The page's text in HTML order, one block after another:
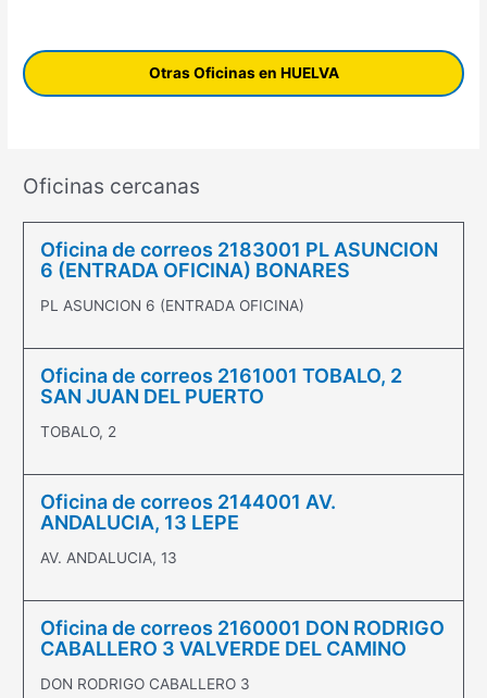
Otras Oficinas en HUELVA
Oficinas cercanas
Oficina de correos 2183001 PL ASUNCION
6 (ENTRADA OFICINA) BONARES
PL ASUNCION 6 (ENTRADA OFICINA)
Oficina de correos 2161001 TOBALO, 2
SAN JUAN DEL PUERTO
TOBALO, 2
Oficina de correos 2144001 AV.
ANDALUCIA, 13 LEPE
AV. ANDALUCIA, 13
Oficina de correos 2160001 DON RODRIGO
CABALLERO 3 VALVERDE DEL CAMINO
DON RODRIGO CABALLERO 3